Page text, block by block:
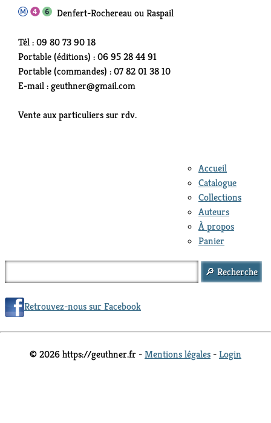
Denfert-Rochereau ou Raspail
Tél : 09 80 73 90 18
Portable (éditions) : 06 95 28 44 91
Portable (commandes) : 07 82 01 38 10
E-mail : geuthner@gmail.com
Vente aux particuliers sur rdv.
Accueil
Catalogue
Collections
Auteurs
À propos
Panier
Retrouvez-nous sur Facebook
© 2026 https://geuthner.fr -Mentions légales -Login